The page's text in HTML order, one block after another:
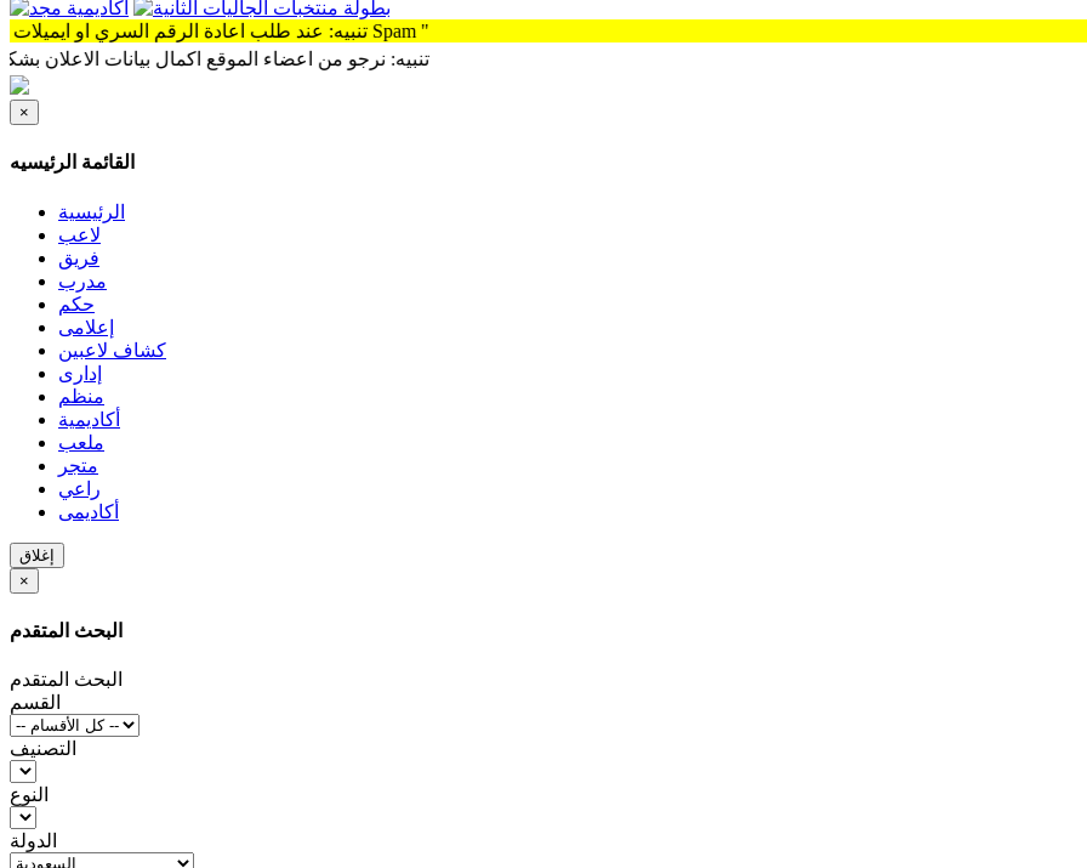
تنبيه: نرجو من اعضاء الموقع اكمال بيانات الاعلان بشكل
×
القائمة الرئيسيه
الرئيسية
لاعب
فريق
مدرب
حكم
إعلامى
كشاف لاعبين
إدارى
منظم
أكاديمية
ملعب
متجر
راعي
أكاديمى
إغلاق
×
البحث المتقدم
البحث المتقدم
القسم
التصنيف
النوع
الدولة